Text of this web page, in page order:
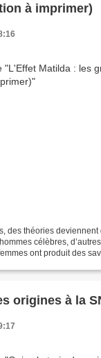
à imprimer)
des théories
célèbres,
ont produit des
origines à la